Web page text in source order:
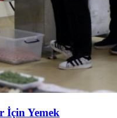
İçin Yemek